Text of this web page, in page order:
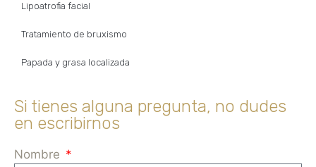
Lipoatrofia facial
Tratamiento de bruxismo
Papada y grasa localizada
Si tienes alguna pregunta, no dudes
en escribirnos
Nombre